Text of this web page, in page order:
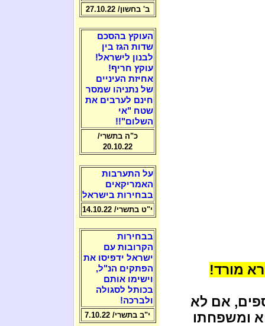
מורד!
אם לא
ומשפחתו
ב' בחשון/ 27.10.22
העוקץ בהסכם
שדות הגז בין
לבנון לישראל!
עוקץ חריף!
אחיזת העיניים
של נתניהו שמסר
חינם לערבים את
שטח "אי
השלום"!!
כ"ה בתשרי/
20.10.22
על התערבות
האמריקאים
בבחירות בישראל
י"ט בתשרי/ 14.10.22
בבחירות
הקרובות עם
ישראל ידפיסו את
הפתקים הנ"ל,
וישימו אותם
בכותל לסגולה
ולברכה!
י"ב בתשרי/ 7.10.22